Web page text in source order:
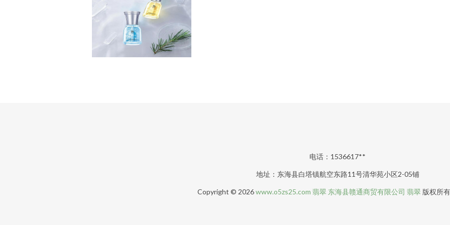
电话：1536617**
地址：东海县白塔镇航空东路11号清华苑小区2-05铺
Copyright © 2026www.o5zs25.com 翡翠 东海县赣通商贸有限公司 翡翠 版权所有